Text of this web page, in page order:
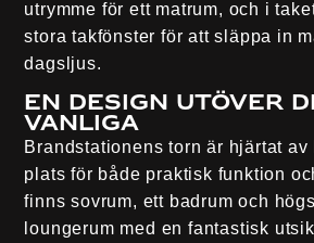
utrymme för ett matrum, och i
stora takfönster för att släppa in
dagsljus.
En design utöver
vanliga
Brandstationens torn är hjärtat av
plats för både praktisk funktion
finns sovrum, ett badrum och
loungerum med en fantastisk